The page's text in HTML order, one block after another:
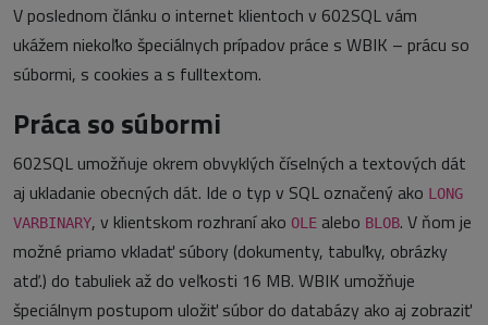
V poslednom článku o internet klientoch v 602SQL vám
ukážem niekoľko špeciálnych prípadov práce s WBIK – prácu so
súbormi, s cookies a s fulltextom.
Práca so súbormi
602SQL umožňuje okrem obvyklých číselných a textových dát
aj ukladanie obecných dát. Ide o typ v SQL označený ako LONG
VARBINARY, v klientskom rozhraní ako OLE alebo BLOB. V ňom je
možné priamo vkladať súbory (dokumenty, tabuľky, obrázky
atď.) do tabuliek až do veľkosti 16 MB. WBIK umožňuje
špeciálnym postupom uložiť súbor do databázy ako aj zobraziť